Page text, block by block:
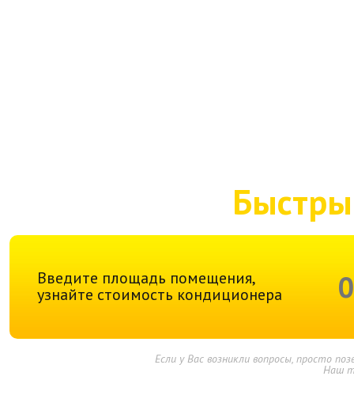
Введите площадь помещения,
узнайте стоимость кондиционера
Если у Вас возникли вопросы, просто
Наш